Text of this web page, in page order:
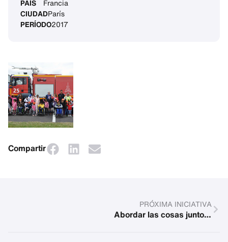
PAÍS Francia
CIUDADParís
PERÍODO2017
Compartir
PRÓXIMA INICIATIVA
Abordar las cosas juntos en Sterntaler Hof